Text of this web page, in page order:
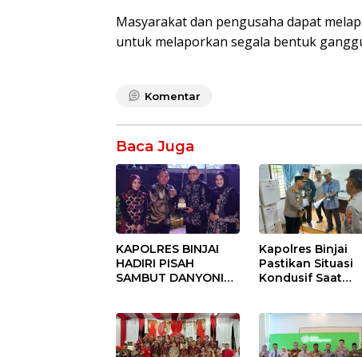
Masyarakat dan pengusaha dapat
untuk melaporkan segala bentuk
Komentar
Baca Juga
KAPOLRES BINJAI
HADIRI PISAH
SAMBUT DANYONIF
POLRI
Kapolres Binjai
Pastikan Situasi
Kondusif Saat
Hulu-I